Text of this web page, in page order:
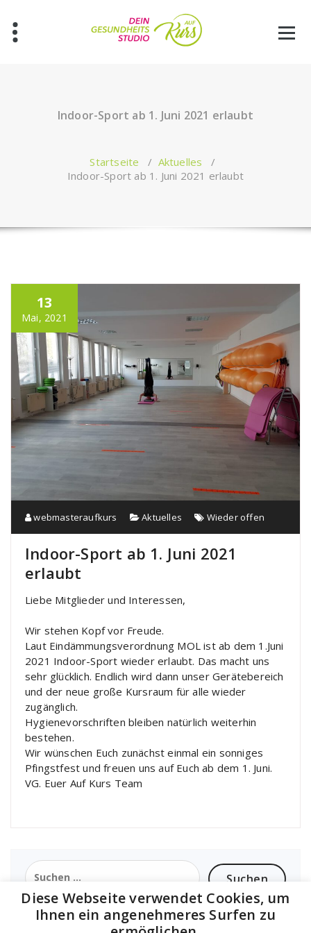
Inhalt
springen
Indoor-Sport ab 1. Juni 2021 erlaubt
Startseite / Aktuelles /
Indoor-Sport ab 1. Juni 2021 erlaubt
13
Mai, 2021
webmasteraufkurs Aktuelles Wieder offen
Indoor-Sport ab 1. Juni 2021
erlaubt
Liebe Mitglieder und Interessen,
Wir stehen Kopf vor Freude.
Laut Eindämmungsverordnung MOL ist ab dem 1.Juni
2021 Indoor-Sport wieder erlaubt. Das macht uns
sehr glücklich. Endlich wird dann unser Gerätebereich
und der neue große Kursraum für alle wieder
zugänglich.
Hygienevorschriften bleiben natürlich weiterhin
bestehen.
Wir wünschen Euch zunächst einmal ein sonniges
Pfingstfest und freuen uns auf Euch ab dem 1. Juni.
VG. Euer Auf Kurs Team
Suchen
nach:
Diese Webseite verwendet Cookies, um
Ihnen ein angenehmeres Surfen zu